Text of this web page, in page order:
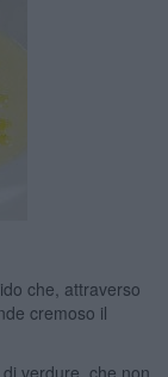
che, attraverso
cremoso il
verdure, che non